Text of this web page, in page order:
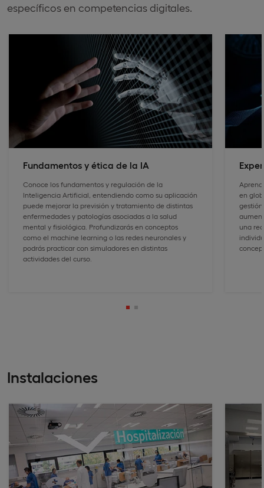
específicos en competencias digitales.
Fundamentos y ética de la IA
Conoce los fundamentos y regulación de la
Inteligencia Artificial, entendiendo como su aplicación
puede mejorar la previsión y tratamiento de distintas
enfermedades y patologías asociadas a la salud
mental y fisiológica. Profundizarás en conceptos
como el machine learning o las redes neuronales y
podrás practicar con simuladores en distintas
actividades del curso.
en
una
Instalaciones